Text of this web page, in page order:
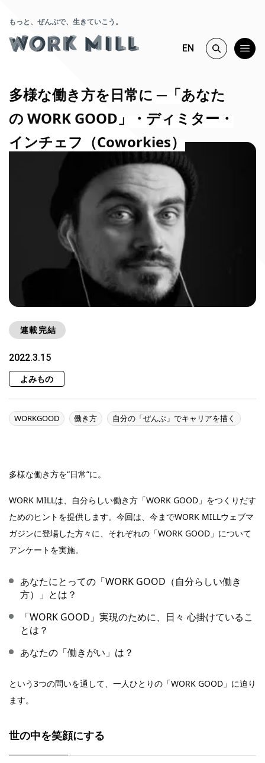
もっと、ぜんぶで、生きていこう。
EN
多様な働き方を日常に ─「あなた
の WORK GOOD」・ディミター・
インチェフ（Coworkies）
連載完結
2022.3.15
よみもの
WORKGOOD 働き方 自分の「ぜんぶ」でキャリアを描く
多様な働き方を“日常”に。
WORK MILLは、自分らしい働き方「WORK GOOD」をつくりだす
ためのヒントを提供します。今回は、今までWORK MILLウェブマ
ガジンに登場した方々に、それぞれの「WORK GOOD」について
アンケートを実施。
あなたにとっての「WORK GOOD（自分らしい働き
方）」とは？
「WORK GOOD」実現のために、日々 心掛けているこ
とは？
あなたの「働きがい」は？
という3つの問いを通して、一人ひとりの「WORK GOOD」に迫り
ます。
世の中を笑顔にする